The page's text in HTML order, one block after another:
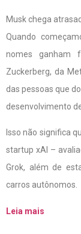
Musk chega
Quando
nomes ganham
Zuckerberg, da
das pessoas que
desenvolvimento
Isso não significa
startup xAI –
Grok, além de
carros autônomos.
Leia mais